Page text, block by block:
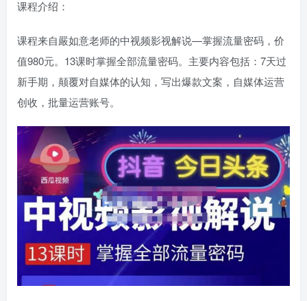
课程介绍：
课程来自嚴如意老师的中视频影视解说—掌握流量密码，价
值980元。13课时掌握全部流量密码。主要内容包括：7天过
新手期，颠覆对自媒体的认知，写出爆款文案，自媒体运营
创收，批量运营账号。